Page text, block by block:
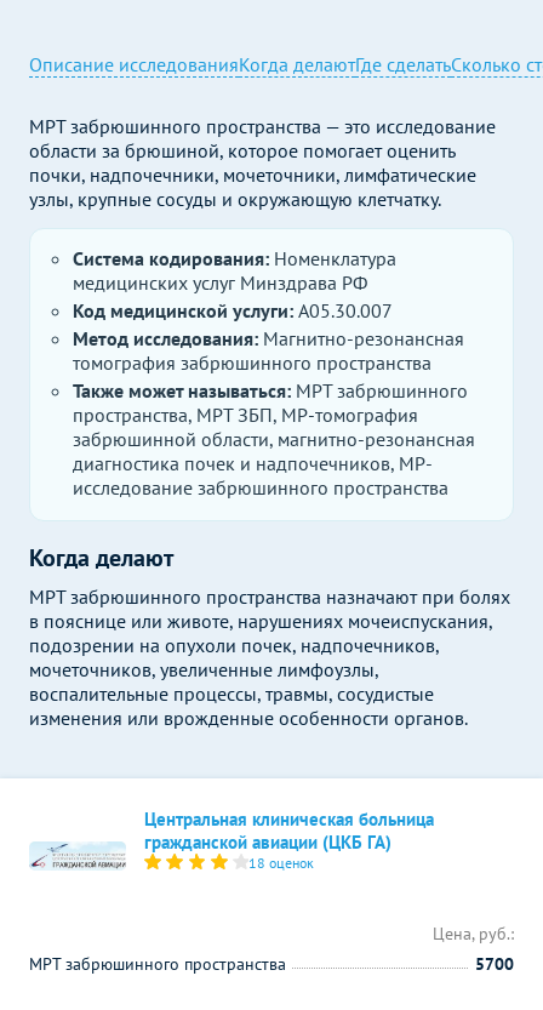
Описание исследованияКогда делаютГде сделатьСколько
МРТ забрюшинного пространства — это исследование
области за брюшиной, которое помогает оценить
почки, надпочечники, мочеточники, лимфатические
узлы, крупные сосуды и окружающую клетчатку.
Система кодирования: Номенклатура
медицинских услуг Минздрава РФ
Код медицинской услуги: A05.30.007
Метод исследования: Магнитно-резонансная
томография забрюшинного пространства
Также может называться: МРТ забрюшинного
пространства, МРТ ЗБП, МР-томография
забрюшинной области, магнитно-резонансная
диагностика почек и надпочечников, МР-
исследование забрюшинного пространства
Когда делают
МРТ забрюшинного пространства назначают при болях
в пояснице или животе, нарушениях мочеиспускания,
подозрении на опухоли почек, надпочечников,
мочеточников, увеличенные лимфоузлы,
воспалительные процессы, травмы, сосудистые
изменения или врожденные особенности органов.
Центральная клиническая больница
гражданской авиации (ЦКБ ГА)
18 оценок
Цена, руб.:
МРТ забрюшинного пространства
5700